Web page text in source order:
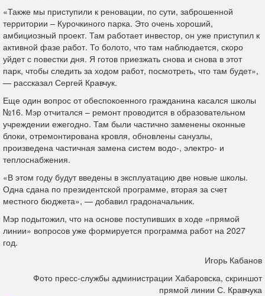
«Также мы приступили к реновации, по сути, заброшенной
территории – Курочкиного парка. Это очень хороший,
амбициозный проект. Там работает инвестор, он уже приступил к
активной фазе работ. То болото, что там наблюдается, скоро
уйдет с повестки дня. Я готов приезжать снова и снова в этот
парк, чтобы следить за ходом работ, посмотреть, что там будет»,
— рассказал Сергей Кравчук.
Еще один вопрос от обеспокоенного гражданина касался школы
№16. Мэр отчитался – ремонт проводится в образовательном
учреждении ежегодно. Там были частично заменены оконные
блоки, отремонтирована кровля, обновлены санузлы,
произведена частичная замена систем водо-, электро- и
теплоснабжения.
«В этом году будут введены в эксплуатацию две новые школы.
Одна сдана по президентской программе, вторая за счет
местного бюджета», — добавил градоначальник.
Мэр подытожил, что на основе поступивших в ходе «прямой
линии» вопросов уже формируется программа работ на 2027
год.
Игорь Кабанов
Фото пресс-службы администрации Хабаровска, скриншот
прямой линии С. Кравчука